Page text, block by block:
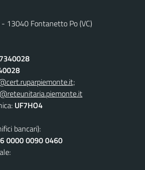
- 13040 Fontanetto Po (VC)
UF7HO4
bancari):
0000 0090 0460